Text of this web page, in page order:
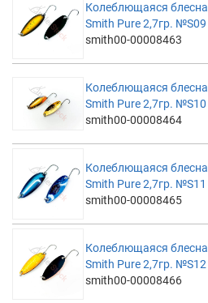
Колеблющаяся блесна
Smith Pure 2,7гр. №S09
smith00-00008463
Колеблющаяся блесна
Smith Pure 2,7гр. №S10
smith00-00008464
Колеблющаяся блесна
Smith Pure 2,7гр. №S11
smith00-00008465
Колеблющаяся блесна
Smith Pure 2,7гр. №S12
smith00-00008466